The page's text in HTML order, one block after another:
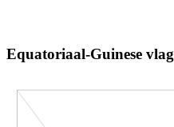
Equatoriaal-Guinese vlag